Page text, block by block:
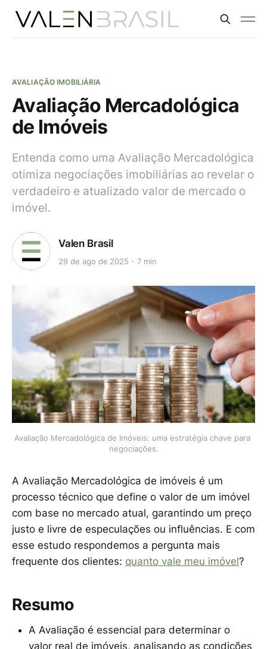
AVALIAÇÃO IMOBILIÁRIA
Avaliação Mercadológica
de Imóveis
Entenda como uma Avaliação Mercadológica
otimiza negociações imobiliárias ao revelar o
verdadeiro e atualizado valor de mercado o
imóvel.
Valen Brasil
29 de ago de 2025 7 min
Avaliação Mercadológica de Imóveis: uma estratégia chave para
negociações.
A Avaliação Mercadológica de imóveis é um
processo técnico que define o valor de um imóvel
com base no mercado atual, garantindo um preço
justo e livre de especulações ou influências. E com
esse estudo respondemos a pergunta mais
frequente dos clientes: quanto vale meu imóvel?
Resumo
A Avaliação é essencial para determinar o
valor real de imóveis, analisando as condições